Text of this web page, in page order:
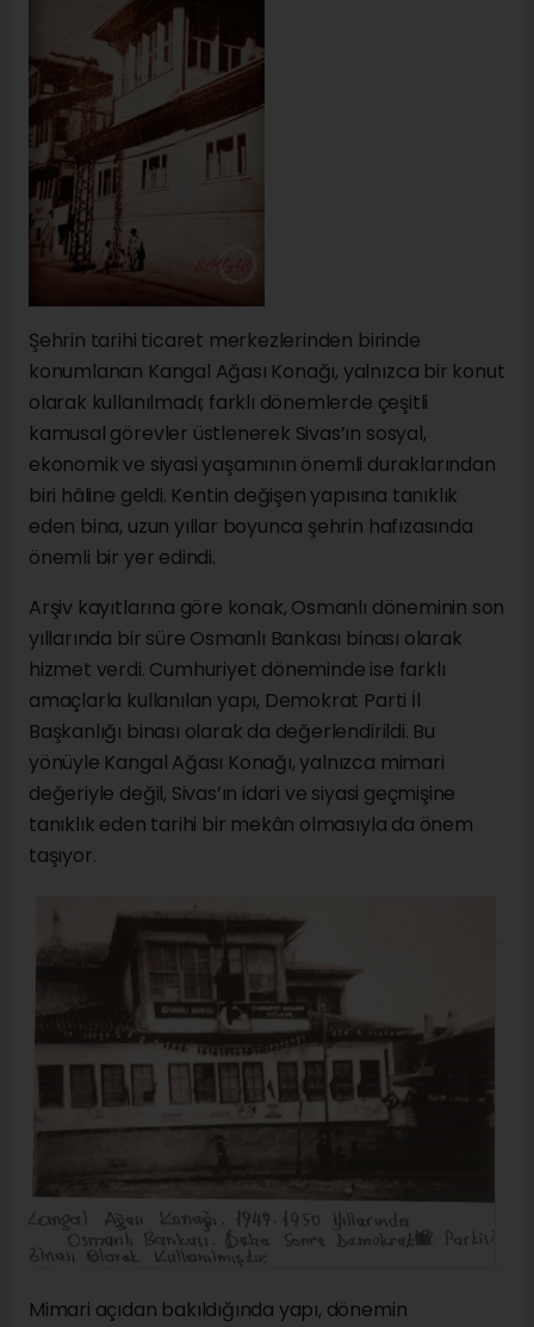
Şehrin tarihi ticaret merkezlerinden birinde
konumlanan Kangal Ağası Konağı, yalnızca bir konut
olarak kullanılmadı; farklı dönemlerde çeşitli
kamusal görevler üstlenerek Sivas’ın sosyal,
ekonomik ve siyasi yaşamının önemli duraklarından
biri hâline geldi. Kentin değişen yapısına tanıklık
eden bina, uzun yıllar boyunca şehrin hafızasında
önemli bir yer edindi.
Arşiv kayıtlarına göre konak, Osmanlı döneminin son
yıllarında bir süre Osmanlı Bankası binası olarak
hizmet verdi. Cumhuriyet döneminde ise farklı
amaçlarla kullanılan yapı, Demokrat Parti İl
Başkanlığı binası olarak da değerlendirildi. Bu
yönüyle Kangal Ağası Konağı, yalnızca mimari
değeriyle değil, Sivas’ın idari ve siyasi geçmişine
tanıklık eden tarihi bir mekân olmasıyla da önem
taşıyor.
Mimari açıdan bakıldığında yapı, dönemin